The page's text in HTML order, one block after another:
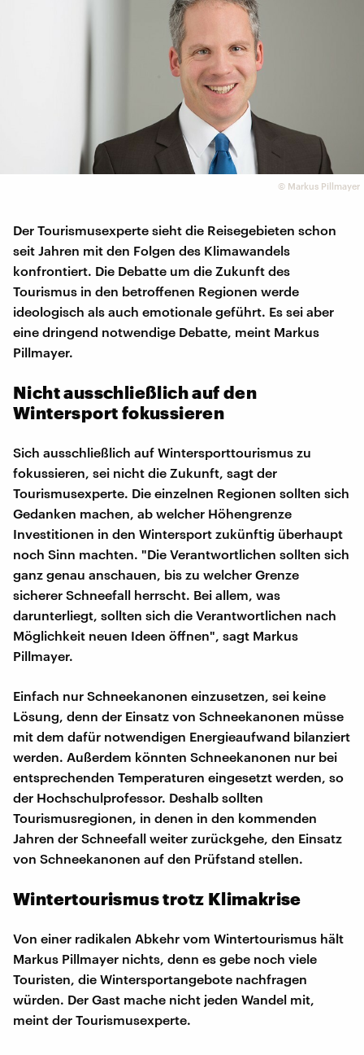
© Markus Pillmayer
Der Tourismusexperte sieht die Reisegebieten schon
seit Jahren mit den Folgen des Klimawandels
konfrontiert. Die Debatte um die Zukunft des
Tourismus in den betroffenen Regionen werde
ideologisch als auch emotionale geführt. Es sei aber
eine dringend notwendige Debatte, meint Markus
Pillmayer.
Nicht ausschließlich auf den
Wintersport fokussieren
Sich ausschließlich auf Wintersporttourismus zu
fokussieren, sei nicht die Zukunft, sagt der
Tourismusexperte. Die einzelnen Regionen sollten sich
Gedanken machen, ab welcher Höhengrenze
Investitionen in den Wintersport zukünftig überhaupt
noch Sinn machten. "Die Verantwortlichen sollten sich
ganz genau anschauen, bis zu welcher Grenze
sicherer Schneefall herrscht. Bei allem, was
darunterliegt, sollten sich die Verantwortlichen nach
Möglichkeit neuen Ideen öffnen", sagt Markus
Pillmayer.
Einfach nur Schneekanonen einzusetzen, sei keine
Lösung, denn der Einsatz von Schneekanonen müsse
mit dem dafür notwendigen Energieaufwand bilanziert
werden. Außerdem könnten Schneekanonen nur bei
entsprechenden Temperaturen eingesetzt werden, so
der Hochschulprofessor. Deshalb sollten
Tourismusregionen, in denen in den kommenden
Jahren der Schneefall weiter zurückgehe, den Einsatz
von Schneekanonen auf den Prüfstand stellen.
Wintertourismus trotz Klimakrise
Von einer radikalen Abkehr vom Wintertourismus hält
Markus Pillmayer nichts, denn es gebe noch viele
Touristen, die Wintersportangebote nachfragen
würden. Der Gast mache nicht jeden Wandel mit,
meint der Tourismusexperte.